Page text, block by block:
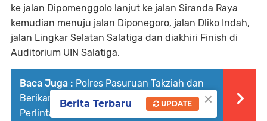
ke jalan Dipomenggolo lanjut ke jalan Siranda Raya
kemudian menuju jalan Diponegoro, jalan Dliko Indah,
jalan Lingkar Selatan Salatiga dan diakhiri Finish di
Auditorium UIN Salatiga.
Baca Juga : Polres Pasuruan Takziah dan
Berikan santunan untuk Korban Laka di
Perlintasan Kereta
×
Berita Terbaru UPDATE